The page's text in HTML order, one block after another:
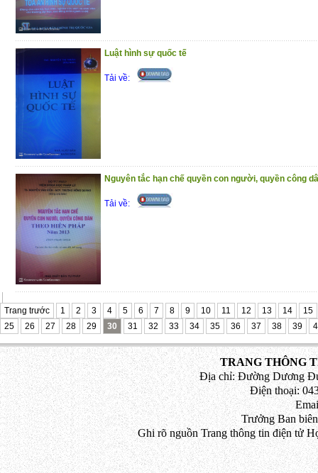
Luật hình sự quốc tế
Tải về:
Nguyên tắc hạn chế quyền con người, quyền công
Tải về:
Trang trước 1 2 3 4 5 6 7 8 9 10 11 12 13 14
15
25
26 27 28 29 30 31 32 33 34 35 36 37 38 39
TRANG THÔNG
Địa chỉ: Đường Dương
Điện thoại:
Trưởng Ban
Ghi rõ nguồn Trang thông tin điện tử